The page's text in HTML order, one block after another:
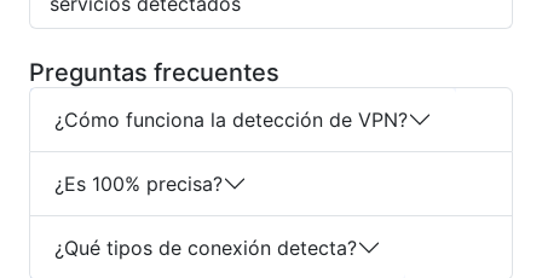
Preguntas frecuentes
¿Cómo funciona la detección de VPN?
¿Es 100% precisa?
¿Qué tipos de conexión detecta?